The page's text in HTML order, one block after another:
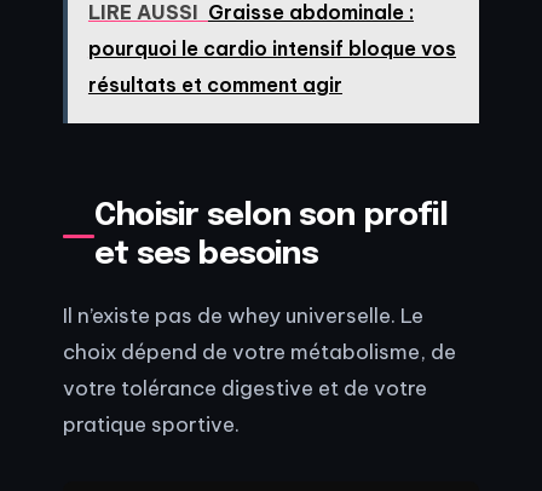
LIRE AUSSI Graisse abdominale :
pourquoi le cardio intensif bloque vos
résultats et comment agir
Choisir selon son profil
et ses besoins
Il n’existe pas de whey universelle. Le
choix dépend de votre métabolisme, de
votre tolérance digestive et de votre
pratique sportive.